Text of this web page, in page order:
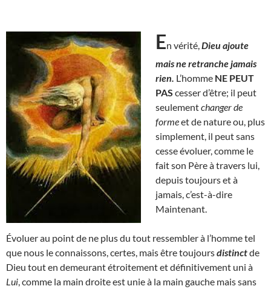
En vérité, Dieu ajoute
mais ne retranche jamais
rien. L’homme NE PEUT
PAS cesser d’être; il peut
seulementchanger de
formeet de nature ou, plus
simplement, il peut sans
cesse évoluer, comme le
fait son Père à travers lui,
depuis toujours et à
jamais, c’est-à-dire
Maintenant.
Évoluer au point de ne plus du tout ressembler à l’homme tel
que nous le connaissons, certes, mais être toujoursdistinctde
Dieu tout en demeurant étroitement et définitivement uni à
Lui , comme la main droite est unie à la main gauche mais sans